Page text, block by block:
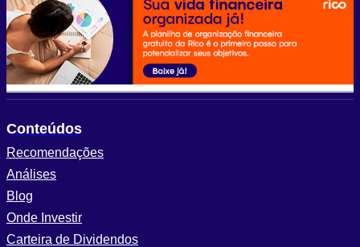
Conteúdos
Recomendações
Análises
Blog
Onde Investir
Carteira de Dividendos